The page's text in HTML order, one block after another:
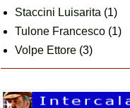
Staccini Luisarita (1)
Tulone Francesco (1)
Volpe Ettore (3)